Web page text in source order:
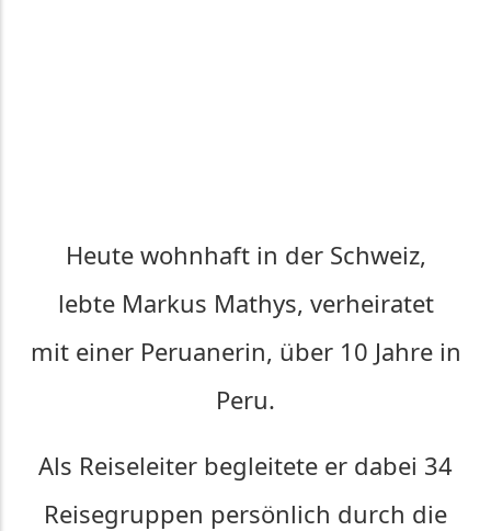
Heute wohnhaft in der Schweiz,
lebte Markus Mathys, verheiratet
mit einer Peruanerin, über 10 Jahre in
Peru.
Als Reiseleiter begleitete er dabei 34
Reisegruppen persönlich durch die